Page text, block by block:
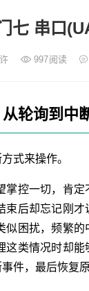
七 串口
997阅读
从轮询到中
式来操作。
控一切，肯定
后却忘记刚
困扰，频繁
类情况时却
件，最后恢复